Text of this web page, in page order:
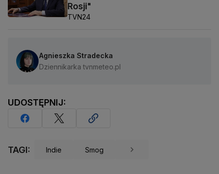
Rosji"
TVN24
Agnieszka Stradecka
Dziennikarka tvnmeteo.pl
UDOSTĘPNIJ:
TAGI: Indie Smog